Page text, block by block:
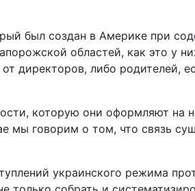
был создан в Америке при
областей, как это у
директоров, либо родителей,
которую они оформляют на
мы говорим о том, что связь
украинского режима